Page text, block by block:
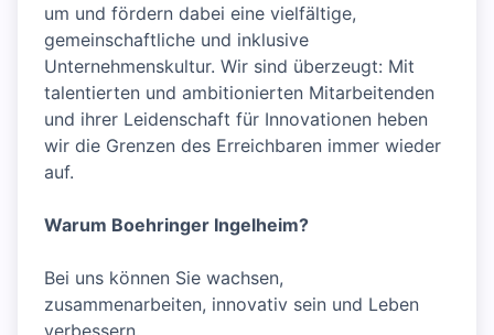
um und fördern dabei eine vielfältige,
gemeinschaftliche und inklusive
Unternehmenskultur. Wir sind überzeugt: Mit
talentierten und ambitionierten Mitarbeitenden
und ihrer Leidenschaft für Innovationen heben
wir die Grenzen des Erreichbaren immer wieder
auf.
Warum Boehringer Ingelheim?
Bei uns können Sie wachsen,
zusammenarbeiten, innovativ sein und Leben
verbessern.